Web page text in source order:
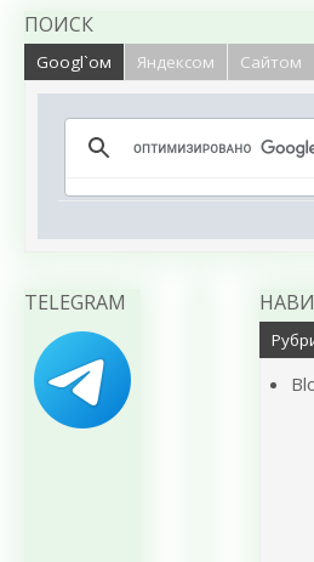
ПОИСК
Googl`ом Яндексом Сайтом
TELEGRAM